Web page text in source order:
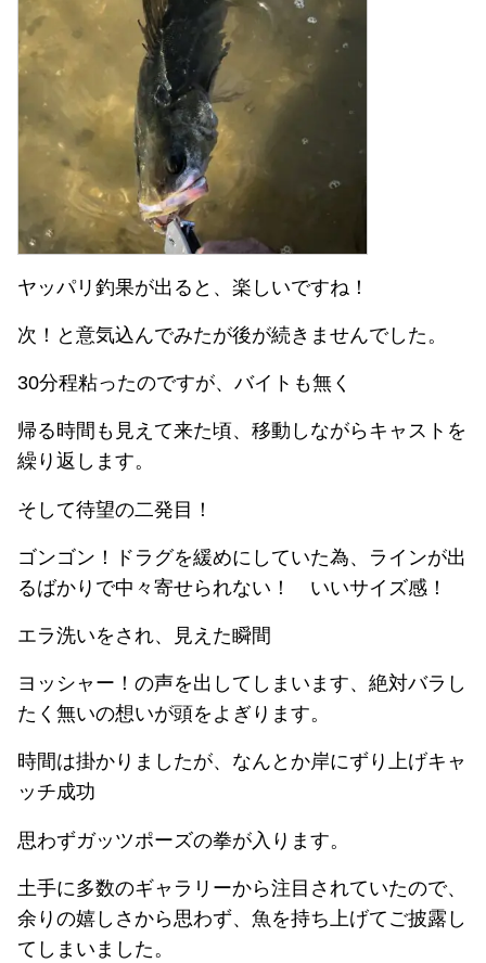
ヤッパリ釣果が出ると、楽しいですね！
次！と意気込んでみたが後が続きませんでした。
30分程粘ったのですが、バイトも無く
帰る時間も見えて来た頃、移動しながらキャストを
繰り返します。
そして待望の二発目！
ゴンゴン！ドラグを緩めにしていた為、ラインが出
るばかりで中々寄せられない！ いいサイズ感！
エラ洗いをされ、見えた瞬間
ヨッシャー！の声を出してしまいます、絶対バラし
たく無いの想いが頭をよぎります。
時間は掛かりましたが、なんとか岸にずり上げキャ
ッチ成功
思わずガッツポーズの拳が入ります。
土手に多数のギャラリーから注目されていたので、
余りの嬉しさから思わず、魚を持ち上げてご披露し
てしまいました。